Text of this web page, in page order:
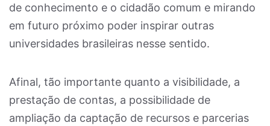
de conhecimento e o cidadão comum e mirando
em futuro próximo poder inspirar outras
universidades brasileiras nesse sentido.
Afinal, tão importante quanto a visibilidade, a
prestação de contas, a possibilidade de
ampliação da captação de recursos e parcerias